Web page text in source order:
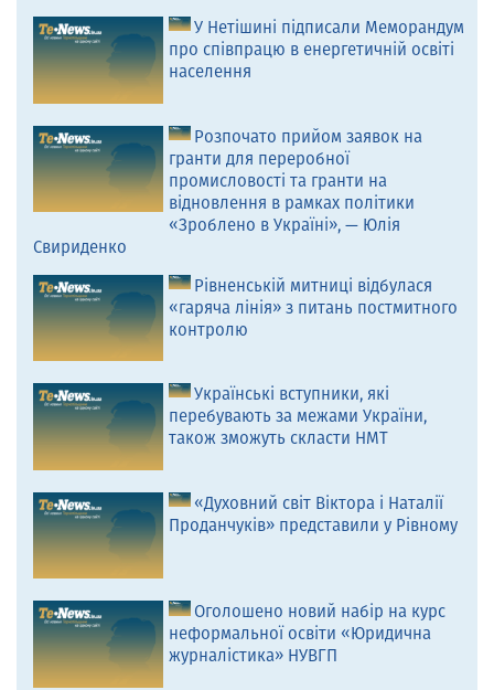
У Нетішині підписали Меморандум
про співпрацю в енергетичній освіті
населення
Розпочато прийом заявок на
гранти для переробної
промисловості та гранти на
відновлення в рамках політики
«Зроблено в Україні», — Юлія
Свириденко
Рівненській митниці відбулася
«гаряча лінія» з питань постмитного
контролю
Українські вступники, які
перебувають за межами України,
також зможуть скласти НМТ
«Духовний світ Віктора і Наталії
Проданчуків» представили у Рівному
Оголошено новий набір на курс
неформальної освіти «Юридична
журналістика» НУВГП